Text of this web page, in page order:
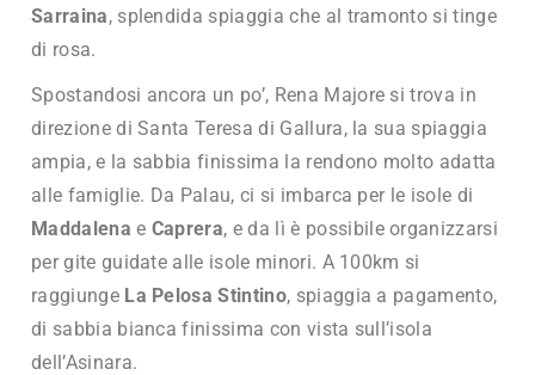
Sarraina, splendida spiaggia che al tramonto si tinge
di rosa.
Spostandosi ancora un po’, Rena Majore si trova in
direzione di Santa Teresa di Gallura, la sua spiaggia
ampia, e la sabbia finissima la rendono molto adatta
alle famiglie. Da Palau, ci si imbarca per le isole di
Maddalena e Caprera, e da lì è possibile organizzarsi
per gite guidate alle isole minori. A 100km si
raggiunge La Pelosa Stintino, spiaggia a pagamento,
di sabbia bianca finissima con vista sull’isola
dell’Asinara.